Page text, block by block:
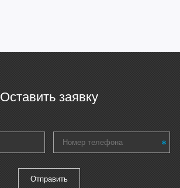
Оставить заявку